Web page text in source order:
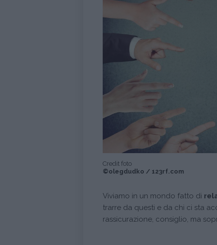
Credit foto
©olegdudko / 123rf.com
Viviamo in un mondo fatto di
trarre da questi e da chi ci sta
rassicurazione, consiglio, ma